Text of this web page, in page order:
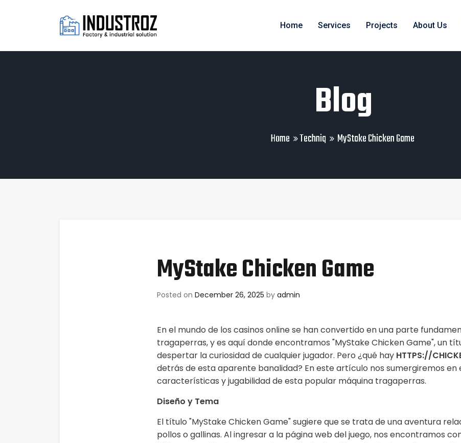
Home Services Projects About Us
Blog
Home Techniq MyStake Chicken Game
MyStake Chicken Game
Posted on December 26, 2025 by admin
En el mundo de los casinos online se han convertido en una parte
tragaperras, y es aquí donde encontramos "MyStake Chicken Game", un
despertar la curiosidad de cualquier jugador. Pero ¿qué hay HTTPS://
detrás de esta aparente banalidad? En este artículo nos sumergiremos en
características y jugabilidad de esta popular máquina tragaperras.
Diseño y Tema
El título "MyStake Chicken Game" sugiere que se trata de una aventura
pollos o gallinas. Al ingresar a la página web del juego, nos encontramos